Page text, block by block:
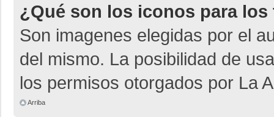
¿Qué son los iconos para los
Son imagenes elegidas por el
del mismo. La posibilidad de
los permisos otorgados por La
Arriba